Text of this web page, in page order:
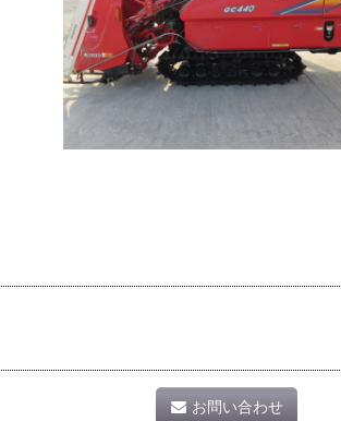
お問い合わせ